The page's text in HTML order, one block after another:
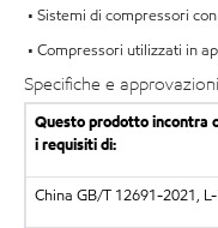
• Sistemi di compressori
• Compressori utilizzati in
Specifiche e approvazioni
Questo prodotto incontra
i requisiti di:
China GB/T 12691-2021,